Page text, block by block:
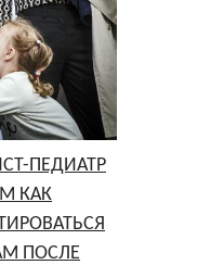
ПЕДИАТР
КАК
ПОСЛЕ